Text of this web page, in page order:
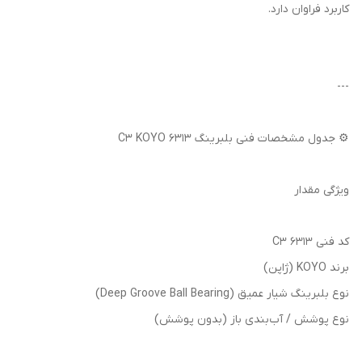
کاربرد فراوان دارد.
---
⚙️ جدول مشخصات فنی بلبرینگ 6313 C3 KOYO
ویژگی مقدار
کد فنی 6313 C3
برند KOYO (ژاپن)
نوع بلبرینگ شیار عمیق (Deep Groove Ball Bearing)
نوع پوشش / آب‌بندی باز (بدون پوشش)